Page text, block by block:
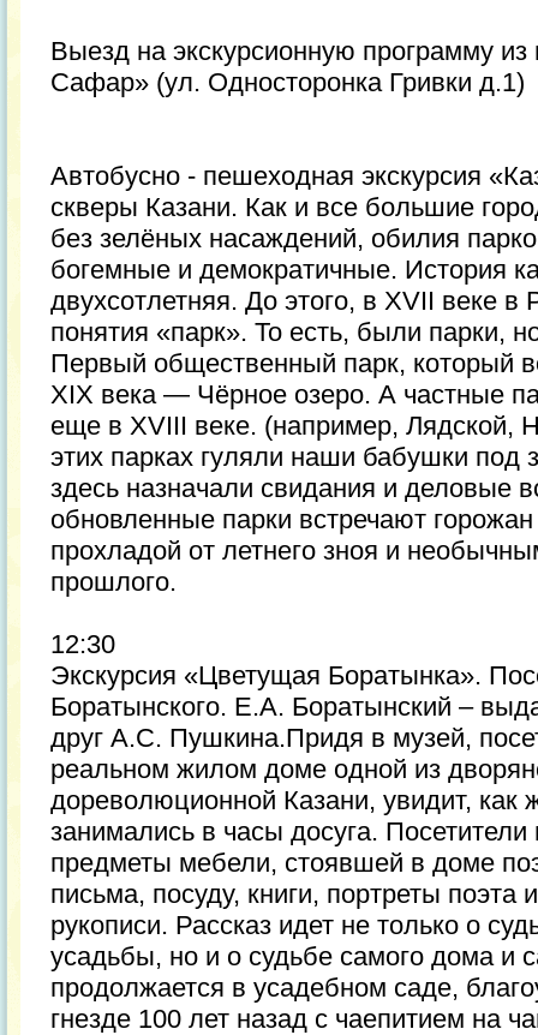
Выезд на экскурсионную программу
Сафар» (ул. Односторонка Гривки д.1)
Автобусно - пешеходная экскурсия
скверы Казани. Как и все большие
без зелёных насаждений, обилия
богемные и демократичные. История
двухсотлетняя. До этого, в XVII веке
понятия «парк». То есть, были парки,
Первый общественный парк, который
XIX века — Чёрное озеро. А частные
еще в XVIII веке. (например, Лядской,
этих парках гуляли наши бабушки под
здесь назначали свидания и деловые
обновленные парки встречают горожан
прохладой от летнего зноя и
прошлого.
12:30
Экскурсия «Цветущая Боратынка».
Боратынского. Е.А. Боратынский –
друг А.С. Пушкина.Придя в музей,
реальном жилом доме одной из
дореволюционной Казани, увидит, как
занимались в часы досуга. Посетители
предметы мебели, стоявшей в доме
письма, посуду, книги, портреты поэта
рукописи. Рассказ идет не только о
усадьбы, но и о судьбе самого дома и
продолжается в усадебном саде,
гнезде 100 лет назад с чаепитием на